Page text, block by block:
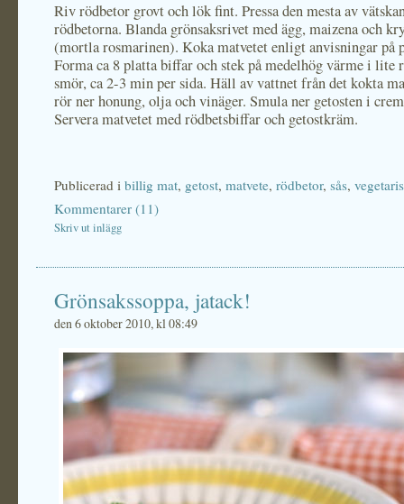
Riv rödbetor grovt och lök fint. Pressa den mesta av
rödbetorna. Blanda grönsaksrivet med ägg, maizena och
(mortla rosmarinen). Koka matvetet enligt anvisningar på
Forma ca 8 platta biffar och stek på medelhög värme i lite
smör, ca 2-3 min per sida. Häll av vattnet från det kokta
rör ner honung, olja och vinäger. Smula ner getosten i
Servera matvetet med rödbetsbiffar och getostkräm.
Publicerad i billig mat, getost, matvete, rödbetor, sås,
Kommentarer (11)
Skriv ut inlägg
Grönsakssoppa, jatack!
den 6 oktober 2010, kl 08:49